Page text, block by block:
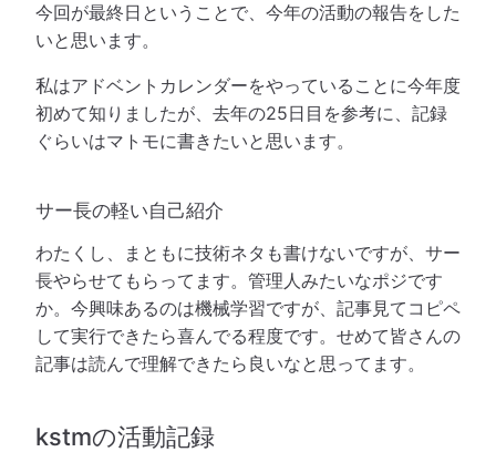
今回が最終日ということで、今年の活動の報告をした
いと思います。
私はアドベントカレンダーをやっていることに今年度
初めて知りましたが、去年の25日目を参考に、記録
ぐらいはマトモに書きたいと思います。
サー長の軽い自己紹介
わたくし、まともに技術ネタも書けないですが、サー
長やらせてもらってます。管理人みたいなポジです
か。今興味あるのは機械学習ですが、記事見てコピペ
して実行できたら喜んでる程度です。せめて皆さんの
記事は読んで理解できたら良いなと思ってます。
kstmの活動記録